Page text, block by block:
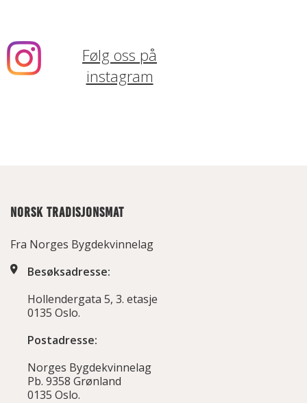
Følg oss på
instagram
NORSK TRADISJONSMAT
Fra Norges Bygdekvinnelag
Besøksadresse:
Hollendergata 5, 3. etasje
0135 Oslo.
Postadresse:
Norges Bygdekvinnelag
Pb. 9358 Grønland
0135 Oslo.